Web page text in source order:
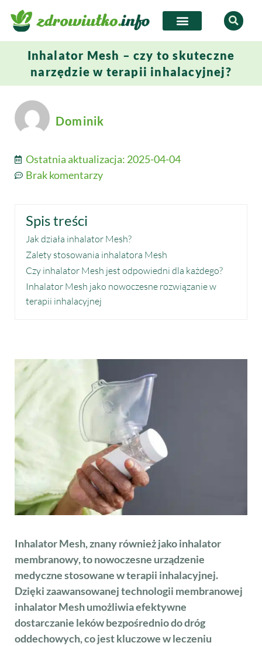
Inhalator Mesh – czy to skuteczne
narzędzie w terapii inhalacyjnej?
Dominik
Ostatnia aktualizacja: 2025-04-04
Brak komentarzy
Spis treści
Jak działa inhalator Mesh?
Zalety stosowania inhalatora Mesh
Czy inhalator Mesh jest odpowiedni dla każdego?
Inhalator Mesh jako nowoczesne rozwiązanie w
terapii inhalacyjnej
Inhalator Mesh, znany również jako inhalator
membranowy, to nowoczesne urządzenie
medyczne stosowane w terapii inhalacyjnej.
Dzięki zaawansowanej technologii membranowej
inhalator Mesh umożliwia efektywne
dostarczanie leków bezpośrednio do dróg
oddechowych, co jest kluczowe w leczeniu